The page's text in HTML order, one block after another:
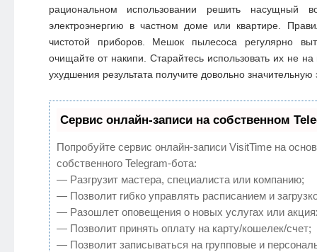
рациональном использовании решить насущный
электроэнергию в частном доме или квартире.
чистотой приборов. Мешок пылесоса регулярно
очищайте от накипи. Старайтесь использовать их не
ухудшения результата получите довольно
Сервис онлайн-записи на собственном
Попробуйте сервис онлайн-записи VisitTime на
собственного Telegram-бота:
— Разгрузит мастера, специалиста или компанию;
— Позволит гибко управлять расписанием и
— Разошлет оповещения о новых услугах или
— Позволит принять оплату на карту/кошелек/счет;
— Позволит записываться на групповые и